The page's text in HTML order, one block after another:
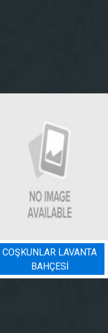
COŞKUNLAR LAVANTA
BAHÇESİ